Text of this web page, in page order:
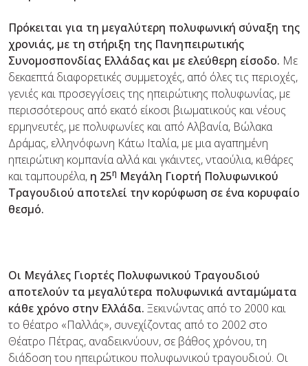
Πρόκειται για τη μεγαλύτερη πολυφωνική σύναξη της
χρονιάς, με τη στήριξη της Πανηπειρωτικής
Συνομοσπονδίας Ελλάδας και με ελεύθερη είσοδο. Με
δεκαεπτά διαφορετικές συμμετοχές, από όλες τις περιοχές,
γενιές και προσεγγίσεις της ηπειρώτικης πολυφωνίας, με
περισσότερους από εκατό είκοσι βιωματικούς και νέους
ερμηνευτές, με πολυφωνίες και από Αλβανία, Βώλακα
Δράμας, ελληνόφωνη Κάτω Ιταλία, με μια αγαπημένη
ηπειρώτικη κομπανία αλλά και γκάιντες, νταούλια, κιθάρες
και ταμπουρέλα, η 25η Μεγάλη Γιορτή Πολυφωνικού
Τραγουδιού αποτελεί την κορύφωση σε ένα κορυφαίο
θεσμό.
Οι Μεγάλες Γιορτές Πολυφωνικού Τραγουδιού
αποτελούν τα μεγαλύτερα πολυφωνικά ανταμώματα
κάθε χρόνο στην Ελλάδα. Ξεκινώντας από το 2000 και
το θέατρο «Παλλάς», συνεχίζοντας από το 2002 στο
Θέατρο Πέτρας, αναδεικνύουν, σε βάθος χρόνου, τη
διάδοση του ηπειρώτικου πολυφωνικού τραγουδιού. Οι